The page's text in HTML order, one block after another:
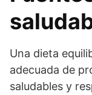
Una dieta
adecuada de
saludables y